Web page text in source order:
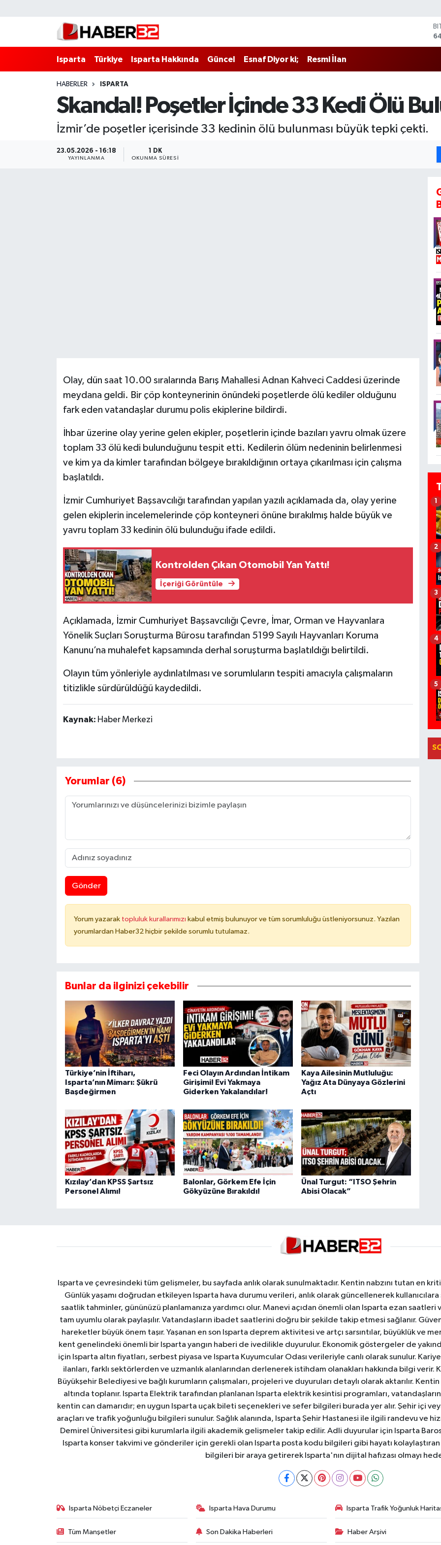
Isparta Türkiye Isparta Hakkında Güncel Esnaf Diyor ki; Resmi İlan
HABERLER ISPARTA
Skandal! Poşetler İçinde 33 Kedi Ölü
İzmir’de poşetler içerisinde 33 kedinin ölü bulunması büyük tepki çekti.
23.05.2026 - 16:18
YAYINLANMA
1 DK
OKUNMA SÜRESI
Olay, dün saat 10.00 sıralarında Barış Mahallesi Adnan Kahveci Caddesi üzerinde
meydana geldi. Bir çöp konteynerinin önündeki poşetlerde ölü kediler olduğunu
fark eden vatandaşlar durumu polis ekiplerine bildirdi.
İhbar üzerine olay yerine gelen ekipler, poşetlerin içinde bazıları yavru olmak üzere
toplam 33 ölü kedi bulunduğunu tespit etti. Kedilerin ölüm nedeninin belirlenmesi
ve kim ya da kimler tarafından bölgeye bırakıldığının ortaya çıkarılması için çalışma
başlatıldı.
İzmir Cumhuriyet Başsavcılığı tarafından yapılan yazılı açıklamada da, olay yerine
gelen ekiplerin incelemelerinde çöp konteyneri önüne bırakılmış halde büyük ve
yavru toplam 33 kedinin ölü bulunduğu ifade edildi.
Kontrolden Çıkan Otomobil Yan Yattı!
İçeriği Görüntüle
Açıklamada, İzmir Cumhuriyet Başsavcılığı Çevre, İmar, Orman ve Hayvanlara
Yönelik Suçları Soruşturma Bürosu tarafından 5199 Sayılı Hayvanları Koruma
Kanunu’na muhalefet kapsamında derhal soruşturma başlatıldığı belirtildi.
Olayın tüm yönleriyle aydınlatılması ve sorumluların tespiti amacıyla çalışmaların
titizlikle sürdürüldüğü kaydedildi.
Kaynak: Haber Merkezi
Yorumlar (6)
Gönder
Yorum yazarak topluluk kurallarımızı kabul etmiş bulunuyor ve tüm sorumluluğu üstleniyorsunuz. Yazılan
yorumlardan Haber32 hiçbir şekilde sorumlu tutulamaz.
Bunlar da ilginizi çekebilir
Türkiye’nin İftiharı,
Isparta’nın Mimarı: Şükrü
Başdeğirmen
Feci Olayın Ardından İntikam
Girişimi! Evi Yakmaya
Giderken Yakalandılar!
Kaya Ailesinin Mutluluğu:
Yağız Ata Dünyaya Gözlerini
Açtı
Kızılay’dan KPSS Şartsız
Personel Alımı!
Balonlar, Görkem Efe İçin
Gökyüzüne Bırakıldı!
Ünal Turgut: “ITSO Şehrin
Abisi Olacak”
1
2
3
4
5
Isparta ve çevresindeki tüm gelişmeler, bu sayfada anlık olarak sunulmaktadır. Kentin nabzını tutan en
Günlük yaşamı doğrudan etkileyen Isparta hava durumu verileri, anlık olarak güncellenerek
saatlik tahminler, gününüzü planlamanıza yardımcı olur. Manevi açıdan önemli olan Isparta ezan
tam uyumlu olarak paylaşılır. Vatandaşların ibadet saatlerini doğru bir şekilde takip etmesi sağlanır.
hareketler büyük önem taşır. Yaşanan en son Isparta deprem aktivitesi ve artçı sarsıntılar, büyüklük ve
kent genelindeki önemli bir Isparta yangın haberi de ivedilikle duyurulur. Ekonomik göstergeler de
için Isparta altın fiyatları, serbest piyasa ve Isparta Kuyumcular Odası verileriyle canlı olarak sunulur.
ilanları, farklı sektörlerden ve uzmanlık alanlarından derlenerek istihdam olanakları hakkında bilgi verir.
Büyükşehir Belediyesi ve bağlı kurumların çalışmaları, projeleri ve duyuruları detaylı olarak aktarılır.
altında toplanır. Isparta Elektrik tarafından planlanan Isparta elektrik kesintisi programları,
kentin can damarıdır; en uygun Isparta uçak bileti seçenekleri ve sefer bilgileri burada yer alır. Şehir içi
araçları ve trafik yoğunluğu bilgileri sunulur. Sağlık alanında, Isparta Şehir Hastanesi ile ilgili randevu ve
Demirel Üniversitesi gibi kurumlarla ilgili akademik gelişmeler takip edilir. Adli duyurular için Isparta
Isparta konser takvimi ve gönderiler için gerekli olan Isparta posta kodu bilgileri gibi hayatı
bilgileri bir araya getirerek Isparta'nın dijital hafızası olmayı
Isparta Nöbetçi Eczaneler Isparta Hava Durumu Isparta Trafik Yoğunluk
Tüm Manşetler Son Dakika Haberleri Haber Arşivi
Isparta Hakkında
Esnaf Diyor ki;
BİLİM VE TEKNOLOJİ
Tarihi Yapılarımız
Isparta Nöbetçi Eczaneler
Isparta Hava Durumu
Isparta Trafik Yoğunluk Haritası
Süper Lig Puan Durumu ve Fikstür